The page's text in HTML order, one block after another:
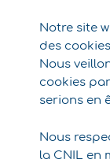
Notre site
des
Nous
cookies
serions en
Nous
la CNIL en